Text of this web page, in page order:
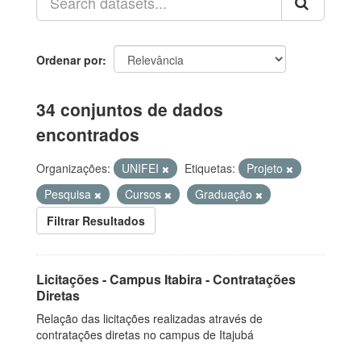
Ordenar por
34 conjuntos de dados
encontrados
Organizações: UNIFEI Etiquetas:
Projeto
Pesquisa
Cursos
Graduação
Filtrar Resultados
Licitações - Campus Itabira - Contratações
Diretas
Relação das licitações realizadas através de
contratações diretas no campus de Itajubá